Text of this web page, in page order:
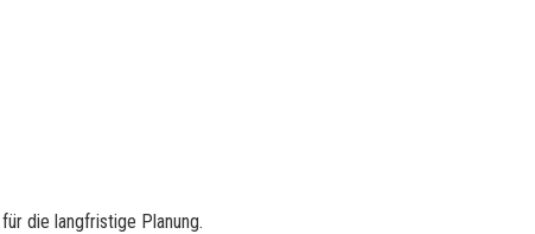
die langfristige Planung.